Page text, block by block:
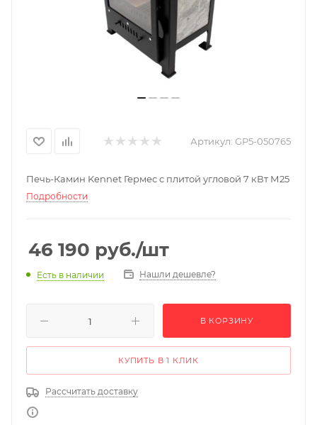
Артикул: GP5-050765
Печь-Камин Kennet Гермес с плитой угловой 7 кВт М25
Подробности
46 190 руб./шт
Есть в наличии Нашли дешевле?
В КОРЗИНУ
КУПИТЬ В 1 КЛИК
Рассчитать доставку